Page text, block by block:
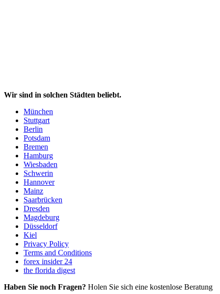
Wir sind in solchen Städten beliebt.
München
Stuttgart
Berlin
Potsdam
Bremen
Hamburg
Wiesbaden
Schwerin
Hannover
Mainz
Saarbrücken
Dresden
Magdeburg
Düsseldorf
Kiel
Privacy Policy
Terms and Conditions
forex insider 24
the florida digest
Haben Sie noch Fragen? Holen Sie sich eine kostenlose Beratung